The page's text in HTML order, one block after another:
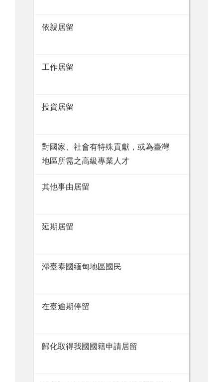
依親居留
工作居留
投資居留
對國家、社會有特殊貢獻，或為臺灣
地區所需之高級專業人才
其他事由居留
延期居留
滯臺泰國緬甸地區國民
在臺逾期停留
歸化取得我國國籍申請居留